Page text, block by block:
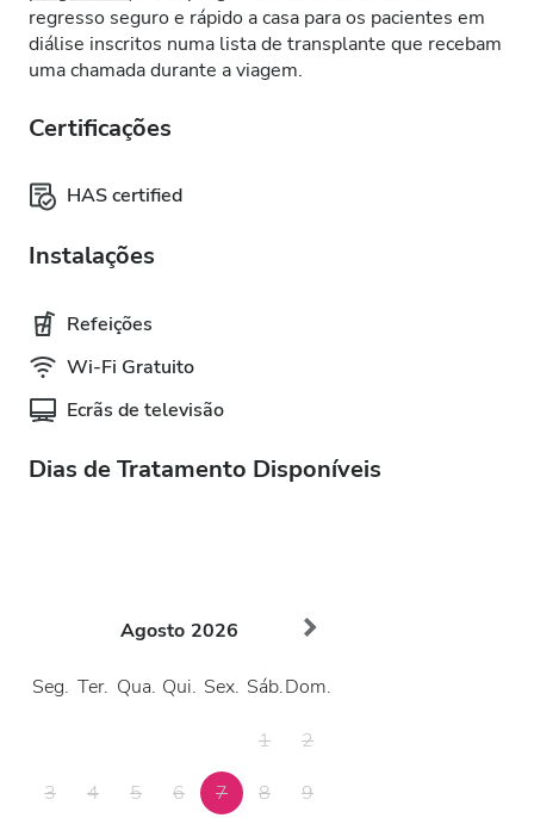
regresso seguro e rápido a casa para os pacientes em
diálise inscritos numa lista de transplante que recebam
uma chamada durante a viagem.
Certificações
HAS certified
Instalações
Refeições
Wi-Fi Gratuito
Ecrãs de televisão
Dias de Tratamento Disponíveis
Agosto 2026
Seg. Ter. Qua. Qui. Sex. Sáb.Dom.
1
2
3
4 5 6 7 8
9